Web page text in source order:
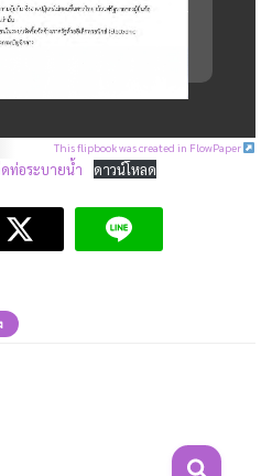
This flipbook was created in FlowPaper
ท่อระบายน้ำ ดาวน์โหลด